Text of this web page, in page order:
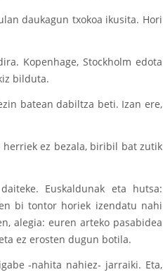
daukagun txokoa ikusita. Hori
Kopenhage, Stockholm edota
bilduta.
batean dabiltza beti. Izan ere,
herriek ez bezala, biribil bat zutik
Euskaldunak eta hutsa:
bi tontor horiek izendatu nahi
alegia: euren arteko pasabidea
ez erosten dugun botila.
-nahita nahiez- jarraiki. Eta,